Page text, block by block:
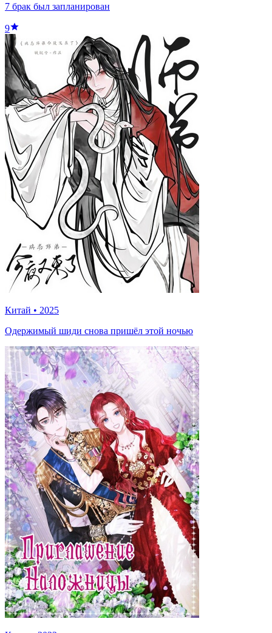
7 брак был запланирован
9
Китай • 2025
Одержимый шиди снова пришёл этой ночью